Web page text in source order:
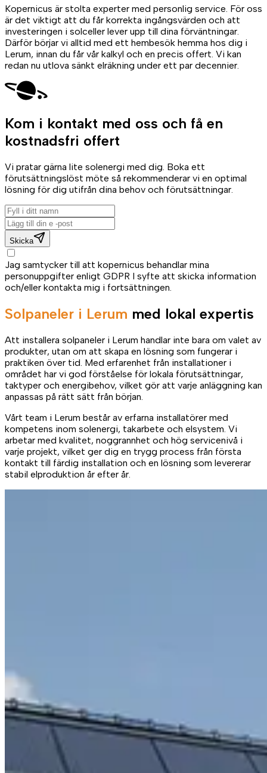
Kopernicus är stolta experter med personlig service. För oss
är det viktigt att du får korrekta ingångsvärden och att
investeringen i solceller lever upp till dina förväntningar.
Därför börjar vi alltid med ett hembesök hemma hos dig i
Lerum, innan du får vår kalkyl och en precis offert. Vi kan
redan nu utlova sänkt elräkning under ett par decennier.
Kom i kontakt med oss och få en
kostnadsfri offert
Vi pratar gärna lite solenergi med dig. Boka ett
förutsättningslöst möte så rekommenderar vi en optimal
lösning för dig utifrån dina behov och förutsättningar.
Skicka
Jag samtycker till att kopernicus behandlar mina
personuppgifter enligt GDPR I syfte att skicka information
och/eller kontakta mig i fortsättningen.
Solpaneler i Lerum med lokal expertis
Att installera solpaneler i Lerum handlar inte bara om valet av
produkter, utan om att skapa en lösning som fungerar i
praktiken över tid. Med erfarenhet från installationer i
området har vi god förståelse för lokala förutsättningar,
taktyper och energibehov, vilket gör att varje anläggning kan
anpassas på rätt sätt från början.
Vårt team i Lerum består av erfarna installatörer med
kompetens inom solenergi, takarbete och elsystem. Vi
arbetar med kvalitet, noggrannhet och hög servicenivå i
varje projekt, vilket ger dig en trygg process från första
kontakt till färdig installation och en lösning som levererar
stabil elproduktion år efter år.